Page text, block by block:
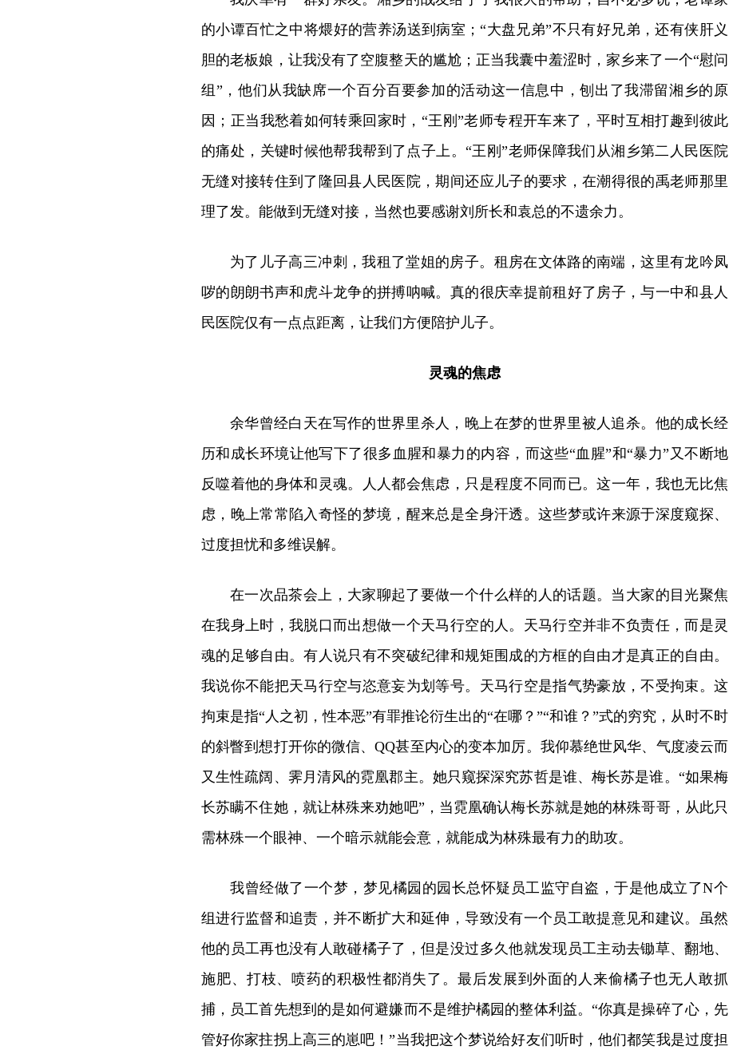
的小谭百忙之中将煨好的营养汤送到病室；“大盘兄弟”不只有好兄弟，还有侠肝义
胆的老板娘，让我没有了空腹整天的尴尬；正当我囊中羞涩时，家乡来了一个“慰问
组”，他们从我缺席一个百分百要参加的活动这一信息中，刨出了我滞留湘乡的原
因；正当我愁着如何转乘回家时，“王刚”老师专程开车来了，平时互相打趣到彼此
的痛处，关键时候他帮我帮到了点子上。“王刚”老师保障我们从湘乡第二人民医院
无缝对接转住到了隆回县人民医院，期间还应儿子的要求，在潮得很的禹老师那里
理了发。能做到无缝对接，当然也要感谢刘所长和袁总的不遗余力。
为了儿子高三冲刺，我租了堂姐的房子。租房在文体路的南端，这里有龙吟凤
哕的朗朗书声和虎斗龙争的拼搏呐喊。真的很庆幸提前租好了房子，与一中和县人
民医院仅有一点点距离，让我们方便陪护儿子。
灵魂的焦虑
余华曾经白天在写作的世界里杀人，晚上在梦的世界里被人追杀。他的成长经
历和成长环境让他写下了很多血腥和暴力的内容，而这些“血腥”和“暴力”又不断地
反噬着他的身体和灵魂。人人都会焦虑，只是程度不同而已。这一年，我也无比焦
虑，晚上常常陷入奇怪的梦境，醒来总是全身汗透。这些梦或许来源于深度窥探、
过度担忧和多维误解。
在一次品茶会上，大家聊起了要做一个什么样的人的话题。当大家的目光聚焦
在我身上时，我脱口而出想做一个天马行空的人。天马行空并非不负责任，而是灵
魂的足够自由。有人说只有不突破纪律和规矩围成的方框的自由才是真正的自由。
我说你不能把天马行空与恣意妄为划等号。天马行空是指气势豪放，不受拘束。这
拘束是指“人之初，性本恶”有罪推论衍生出的“在哪？”“和谁？”式的穷究，从时不时
的斜瞥到想打开你的微信、QQ甚至内心的变本加厉。我仰慕绝世风华、气度凌云而
又生性疏阔、霁月清风的霓凰郡主。她只窥探深究苏哲是谁、梅长苏是谁。“如果梅
长苏瞒不住她，就让林殊来劝她吧”，当霓凰确认梅长苏就是她的林殊哥哥，从此只
需林殊一个眼神、一个暗示就能会意，就能成为林殊最有力的助攻。
我曾经做了一个梦，梦见橘园的园长总怀疑员工监守自盗，于是他成立了N个
组进行监督和追责，并不断扩大和延伸，导致没有一个员工敢提意见和建议。虽然
他的员工再也没有人敢碰橘子了，但是没过多久他就发现员工主动去锄草、翻地、
施肥、打枝、喷药的积极性都消失了。最后发展到外面的人来偷橘子也无人敢抓
捕，员工首先想到的是如何避嫌而不是维护橘园的整体利益。“你真是操碎了心，先
管好你家拄拐上高三的崽吧！”当我把这个梦说给好友们听时，他们都笑我是过度担